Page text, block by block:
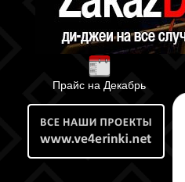
Прайс на Декабрь